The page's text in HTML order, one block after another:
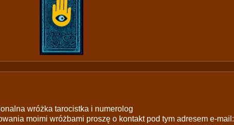
wróżka tarocistka i numerolog
moimi wróżbami proszę o kontakt pod tym adresem e-mail: